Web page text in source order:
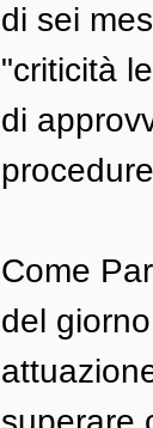
di sei
"criticità
di
Come
del